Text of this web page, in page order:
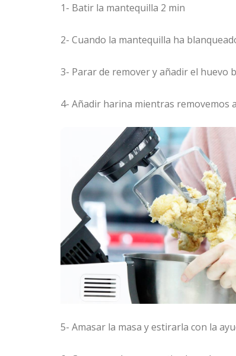
1- Batir la mantequilla 2 min
2- Cuando la mantequilla ha
3- Parar de remover y añadir el huevo
4- Añadir harina mientras removemos
5- Amasar la masa y estirarla con la